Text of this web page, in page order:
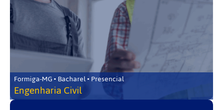
Formiga-MG • Bacharel • Presencial
Engenharia Civil